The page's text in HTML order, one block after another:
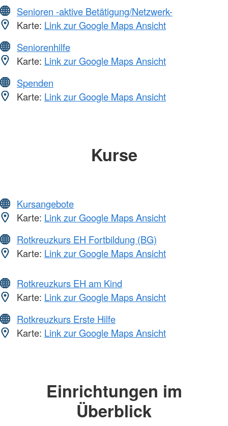
Senioren -aktive Betätigung/Netzwerk-
Karte: Link zur Google Maps Ansicht
Seniorenhilfe
Karte: Link zur Google Maps Ansicht
Spenden
Karte: Link zur Google Maps Ansicht
Kurse
Kursangebote
Karte: Link zur Google Maps Ansicht
Rotkreuzkurs EH Fortbildung (BG)
Karte: Link zur Google Maps Ansicht
Rotkreuzkurs EH am Kind
Karte: Link zur Google Maps Ansicht
Rotkreuzkurs Erste Hilfe
Karte: Link zur Google Maps Ansicht
Einrichtungen im
Überblick